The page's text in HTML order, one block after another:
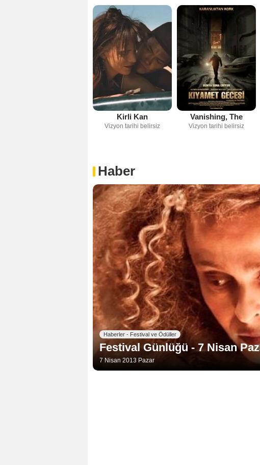
Kirli Kan
Vizyon tarihi belirsiz
Vanishing, The
Vizyon tarihi belirsiz
Haber
Haberler - Festival ve Ödüller
Festival Günlüğü - 7 Nisan
7 Nisan 2013 Pazar